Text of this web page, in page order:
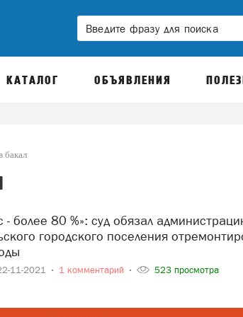
КАТАЛОГ ОБЪЯВЛЕНИЯ
бакал
городского поселения
11-2021 1 комментарий 523 просмотра